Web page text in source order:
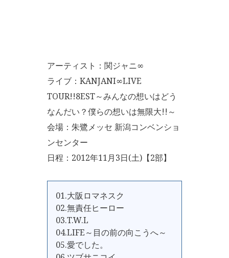
アーティスト：関ジャニ∞
ライブ：KANJANI∞LIVE
TOUR!!8EST～みんなの想いはどう
なんだい？僕らの想いは無限大!!～
会場：朱鷺メッセ 新潟コンベンショ
ンセンター
日程：2012年11月3日(土)【2部】
01.大阪ロマネスク
02.無責任ヒーロー
03.T.W.L
04.LIFE～目の前の向こうへ～
05.愛でした。